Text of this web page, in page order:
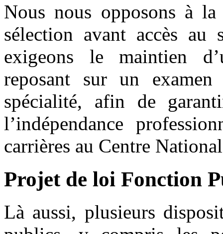
Nous nous opposons à
sélection avant accès au
exigeons le maintien
reposant sur un
spécialité, afin de
l’indépendance
carrières au Centre
Projet de loi Fonction
Là aussi, plusieurs